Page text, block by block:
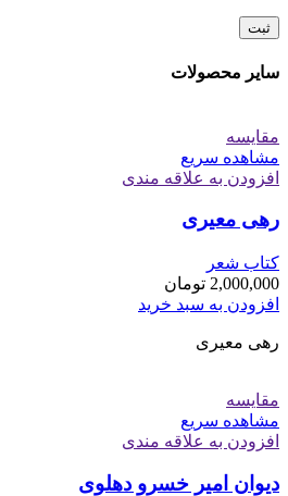
سایر محصولات
مقایسه
مشاهده سریع
افزودن به علاقه مندی
رهی معیری
کتاب شعر
2,000,000 تومان
افزودن به سبد خرید
رهی معیری
مقایسه
مشاهده سریع
افزودن به علاقه مندی
دیوان امیر خسرو دهلوی